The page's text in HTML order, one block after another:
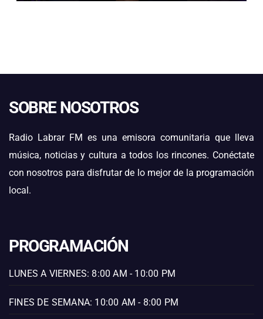
SOBRE NOSOTROS
Radio Labrar FM es una emisora comunitaria que lleva
música, noticias y cultura a todos los rincones. Conéctate
con nosotros para disfrutar de lo mejor de la programación
local.
PROGRAMACIÓN
LUNES A VIERNES: 8:00 AM - 10:00 PM
FINES DE SEMANA: 10:00 AM - 8:00 PM